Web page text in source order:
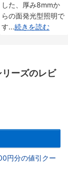
した、厚み8mmか
らの面発光型照明で
す...続きを読む
ーズのレビ
円分の値引クー